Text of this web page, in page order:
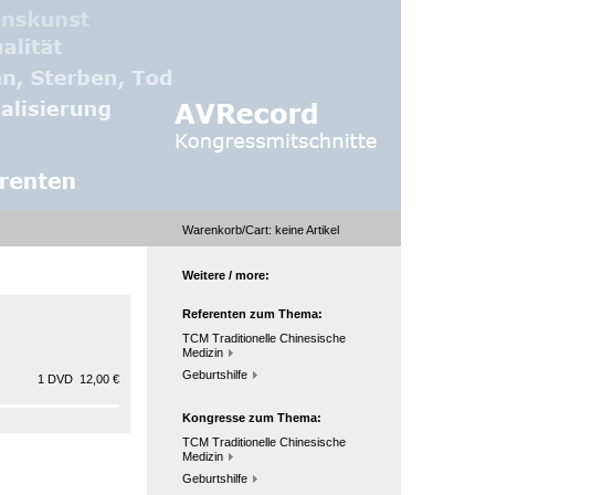
Warenkorb/Cart: keineArtikel
1 DVD 12,00 €
Weitere / more:
Referenten zum Thema:
TCM Traditionelle Chinesische
Medizin
Geburtshilfe
Kongresse zum Thema:
TCM Traditionelle Chinesische
Medizin
Geburtshilfe